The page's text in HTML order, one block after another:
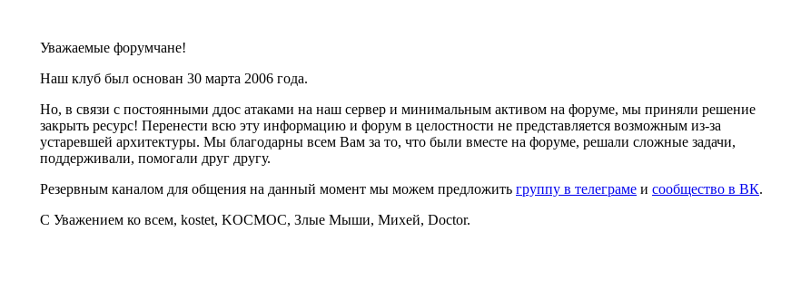
Уважаемые форумчане!
Наш клуб был основан 30 марта 2006 года.
Но, в связи с постоянными ддос атаками на наш сервер и минимальным активом на форуме, мы приняли решение
закрыть ресурс! Перенести всю эту информацию и форум в целостности не представляется возможным из-за
устаревшей архитектуры. Мы благодарны всем Вам за то, что были вместе на форуме, решали сложные задачи,
поддерживали, помогали друг другу.
Резервным каналом для общения на данный момент мы можем предложить группу в телеграме и сообщество в ВК.
С Уважением ко всем, kostet, KOCMOC, Злые Мыши, Михей, Doctor.